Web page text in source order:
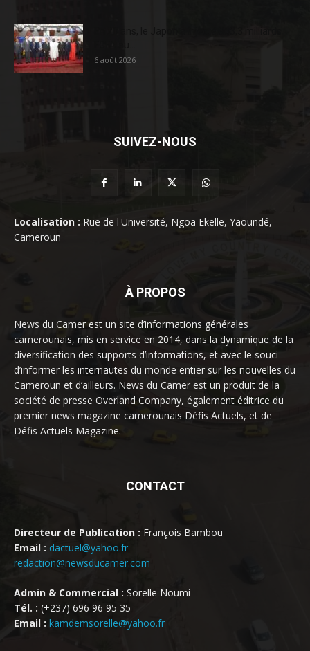
6 août 2026
SUIVEZ-NOUS
Localisation : Rue de l'Université, Ngoa Ekelle, Yaoundé,
Cameroun
À PROPOS
News du Camer est un site d’informations générales
camerounais, mis en service en 2014, dans la dynamique de la
diversification des supports d’informations, et avec le souci
d’informer les internautes du monde entier sur les nouvelles du
Cameroun et d’ailleurs. News du Camer est un produit de la
société de presse Overland Company, également éditrice du
premier news magazine camerounais Défis Actuels, et de
Défis Actuels Magazine.
CONTACT
Directeur de Publication : François Bambou
Email : dactuel@yahoo.fr
redaction@newsducamer.com
Admin & Commercial : Sorelle Noumi
Tél. : (+237) 696 96 95 35
Email : kamdemsorelle@yahoo.fr